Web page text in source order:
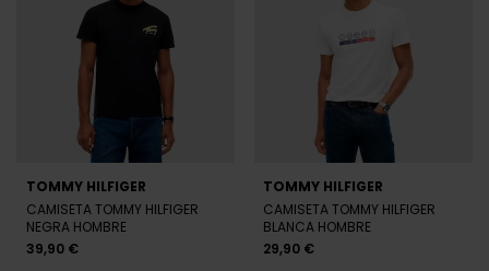
TOMMY HILFIGER
CAMISETA TOMMY HILFIGER
NEGRA HOMBRE
39,90 €
TOMMY HILFIGER
CAMISETA TOMMY HILFIGER
BLANCA HOMBRE
29,90 €